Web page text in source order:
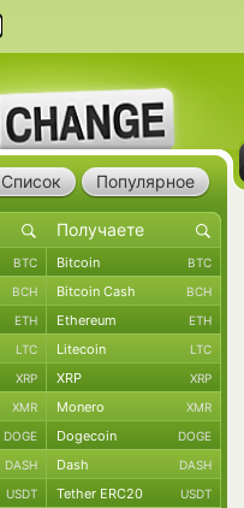
Список Популярное
BTC Bitcoin BTC
BCH Bitcoin Cash BCH
ETH Ethereum ETH
LTC Litecoin LTC
XRP XRP XRP
XMR Monero XMR
DOGE Dogecoin DOGE
DASH Dash DASH
USDT Tether ERC20 USDT